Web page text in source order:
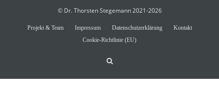
© Dr. Thorsten Stegemann 2021-2026
Projekt & Team Impressum Datenschutzerklärung
Kontakt
Cookie-Richtlinie (EU)